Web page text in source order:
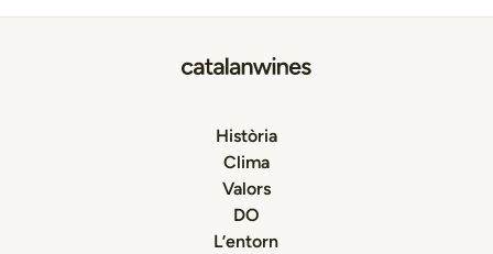
Història
Clima
Valors
DO
L’entorn